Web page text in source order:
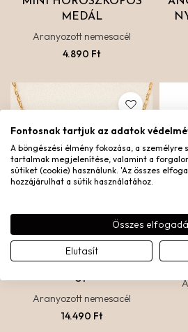
MEDÁL
Aranyozott nemesacél
4.890 Ft
EGYEDI LÁNC – LINKED
UP
Aranyozott nemesacél
14.490 Ft
Fontosnak tartjuk az adatok
A böngészési élmény fokozása, a személyre
tartalmak megjelenítése, valamint a
sütiket (cookie) használunk. 'Az összes
hozzájárulhat a sütik használatához.
Összes
Elutasít